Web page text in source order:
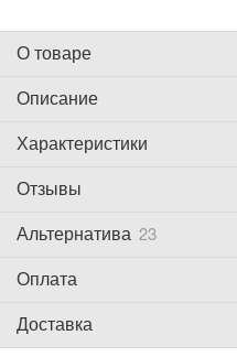
О товаре
Описание
Характеристики
Отзывы
Альтернатива 23
Оплата
Доставка